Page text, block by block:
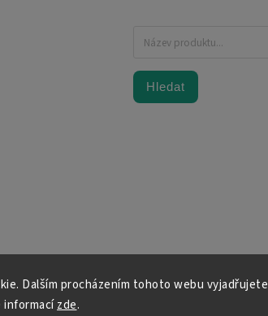
Dalším procházením tohoto webu vyjadřujete
informacízde.
Hledat